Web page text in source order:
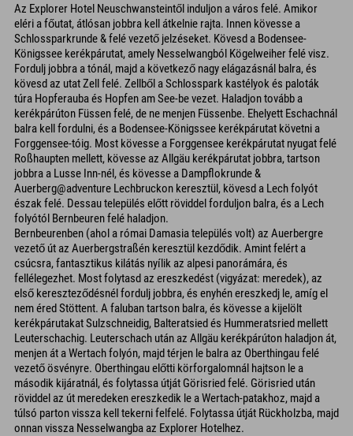
Az Explorer Hotel Neuschwansteintől induljon a város felé. Amikor
eléri a főutat, átlósan jobbra kell átkelnie rajta. Innen kövesse a
Schlossparkrunde & felé vezető jelzéseket. Kövesd a Bodensee-
Königssee kerékpárutat, amely Nesselwangból Kögelweiher felé visz.
Fordulj jobbra a tónál, majd a következő nagy elágazásnál balra, és
kövesd az utat Zell felé. Zellből a Schlosspark kastélyok és paloták
túra Hopferauba és Hopfen am See-be vezet. Haladjon tovább a
kerékpárúton Füssen felé, de ne menjen Füssenbe. Ehelyett Eschachnál
balra kell fordulni, és a Bodensee-Königssee kerékpárutat követni a
Forggensee-tóig. Most kövesse a Forggensee kerékpárutat nyugat felé
Roßhaupten mellett, kövesse az Allgäu kerékpárutat jobbra, tartson
jobbra a Lusse Inn-nél, és kövesse a Dampflokrunde &
Auerberg@adventure Lechbruckon keresztül, kövesd a Lech folyót
észak felé. Dessau település előtt röviddel forduljon balra, és a Lech
folyótól Bernbeuren felé haladjon.
Bernbeurenben (ahol a római Damasia település volt) az Auerbergre
vezető út az Auerbergstraßén keresztül kezdődik. Amint felért a
csúcsra, fantasztikus kilátás nyílik az alpesi panorámára, és
fellélegezhet. Most folytasd az ereszkedést (vigyázat: meredek), az
első kereszteződésnél fordulj jobbra, és enyhén ereszkedj le, amíg el
nem éred Stöttent. A faluban tartson balra, és kövesse a kijelölt
kerékpárutakat Sulzschneidig, Balteratsied és Hummeratsried mellett
Leuterschachig. Leuterschach után az Allgäu kerékpárúton haladjon át,
menjen át a Wertach folyón, majd térjen le balra az Oberthingau felé
vezető ösvényre. Oberthingau előtti körforgalomnál hajtson le a
második kijáratnál, és folytassa útját Görisried felé. Görisried után
röviddel az út meredeken ereszkedik le a Wertach-patakhoz, majd a
túlsó parton vissza kell tekerni felfelé. Folytassa útját Rückholzba, majd
onnan vissza Nesselwangba az Explorer Hotelhez.